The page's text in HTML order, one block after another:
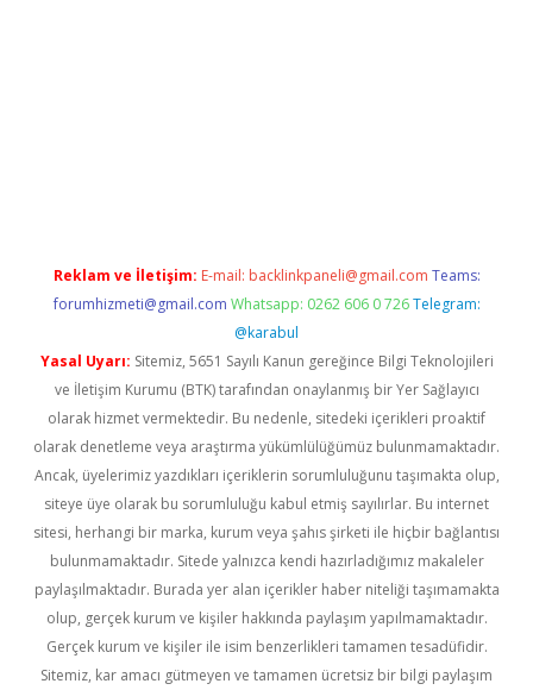
Reklam ve İletişim: E-mail: backlinkpaneli@gmail.com Teams:
forumhizmeti@gmail.com Whatsapp: 0262 606 0 726 Telegram:
@karabul
Yasal Uyarı: Sitemiz, 5651 Sayılı Kanun gereğince Bilgi Teknolojileri
ve İletişim Kurumu (BTK) tarafından onaylanmış bir Yer Sağlayıcı
olarak hizmet vermektedir. Bu nedenle, sitedeki içerikleri proaktif
olarak denetleme veya araştırma yükümlülüğümüz bulunmamaktadır.
Ancak, üyelerimiz yazdıkları içeriklerin sorumluluğunu taşımakta olup,
siteye üye olarak bu sorumluluğu kabul etmiş sayılırlar. Bu internet
sitesi, herhangi bir marka, kurum veya şahıs şirketi ile hiçbir bağlantısı
bulunmamaktadır. Sitede yalnızca kendi hazırladığımız makaleler
paylaşılmaktadır. Burada yer alan içerikler haber niteliği taşımamakta
olup, gerçek kurum ve kişiler hakkında paylaşım yapılmamaktadır.
Gerçek kurum ve kişiler ile isim benzerlikleri tamamen tesadüfidir.
Sitemiz, kar amacı gütmeyen ve tamamen ücretsiz bir bilgi paylaşım